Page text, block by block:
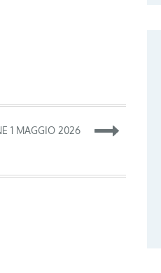
1 MAGGIO 2026